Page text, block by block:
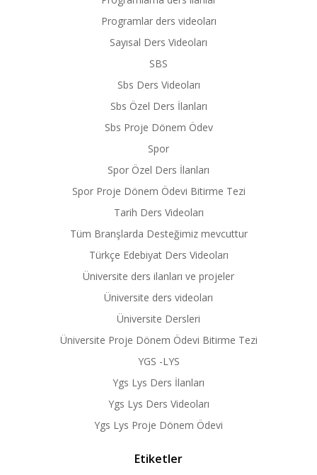
Programlar ders videoları
Sayısal Ders Videoları
SBS
Sbs Ders Videoları
Sbs Özel Ders İlanları
Sbs Proje Dönem Ödev
Spor
Spor Özel Ders İlanları
Spor Proje Dönem Ödevi Bitirme Tezi
Tarih Ders Videoları
Tüm Branşlarda Desteğimiz mevcuttur
Türkçe Edebiyat Ders Videoları
Üniversite ders ilanları ve projeler
Üniversite ders videoları
Üniversite Dersleri
Üniversite Proje Dönem Ödevi Bitirme Tezi
YGS -LYS
Ygs Lys Ders İlanları
Ygs Lys Ders Videoları
Ygs Lys Proje Dönem Ödevi
Etiketler